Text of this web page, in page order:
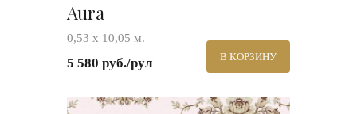
Aura
0,53 х 10,05 м.
5 580 руб./рул В КОРЗИНУ